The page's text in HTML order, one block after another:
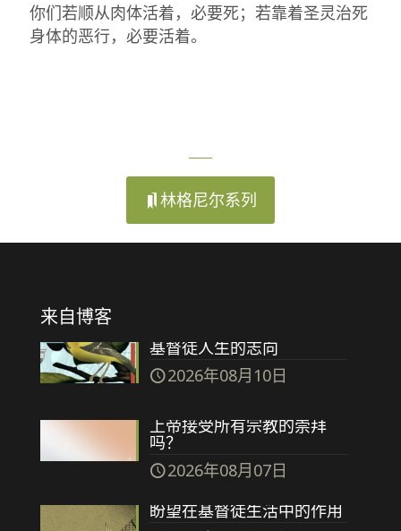
你们若顺从肉体活着，必要死；若靠着圣灵治死
身体的恶行，必要活着。
林格尼尔系列
来自博客
基督徒人生的志向
2026年08月10日
上帝接受所有宗教的崇拜
吗？
2026年08月07日
盼望在基督徒生活中的作用